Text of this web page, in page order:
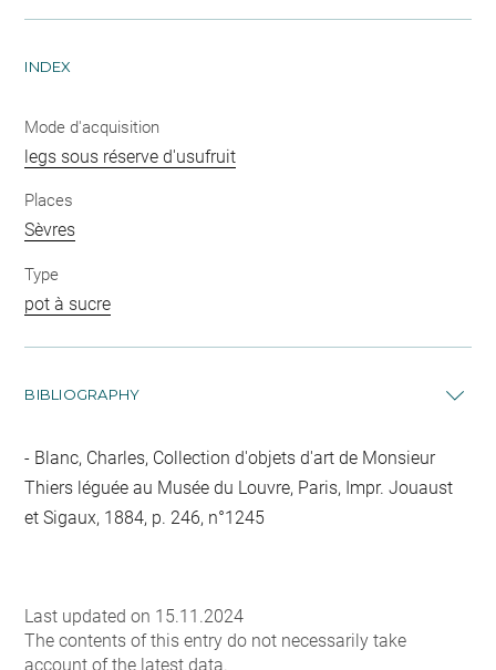
INDEX
Mode d'acquisition
legs sous réserve d'usufruit
Places
Sèvres
Type
pot à sucre
BIBLIOGRAPHY
Blanc, Charles, Collection d'objets d'art de Monsieur
Thiers léguée au Musée du Louvre, Paris, Impr. Jouaust
et Sigaux, 1884, p. 246, n°1245
Last updated on 15.11.2024
The contents of this entry do not necessarily take
account of the latest data.